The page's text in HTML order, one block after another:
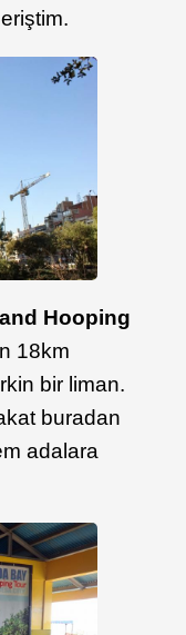
Hooping
18km
bir liman.
buradan
adalara